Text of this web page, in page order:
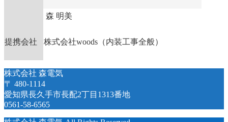
森 明美
提携会社 株式会社woods（内装工事全般）
株式会社 森電気
〒 480-1114
愛知県長久手市長配2丁目1313番地
0561-58-6565